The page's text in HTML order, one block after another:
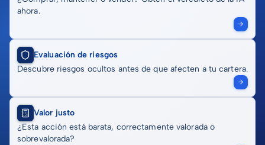
ahora.
Evaluación de riesgos
Descubre riesgos ocultos antes de que afecten a tu cartera.
Valor justo
¿Esta acción está barata, correctamente valorada o
sobrevalorada?